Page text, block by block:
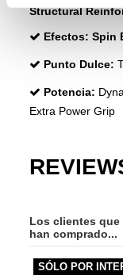
Structural
Efectos: Spin
Punto Dulce:
Potencia:
Extra Power Grip
Los clientes
han comprado...
SÓLO POR